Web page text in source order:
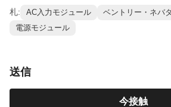
札: AC入力モジュール
ベントリー・ネバ
電源モジュール
送信
今接触